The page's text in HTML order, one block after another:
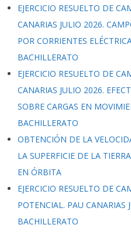
EJERCICIO RESUELTO DE
CANARIAS JULIO 2026.
POR CORRIENTES
BACHILLERATO
EJERCICIO RESUELTO DE
CANARIAS JULIO 2026.
SOBRE CARGAS EN
BACHILLERATO
OBTENCIÓN DE LA
LA SUPERFICIE DE LA
EN ÓRBITA
EJERCICIO RESUELTO DE
POTENCIAL. PAU CANARIAS
BACHILLERATO